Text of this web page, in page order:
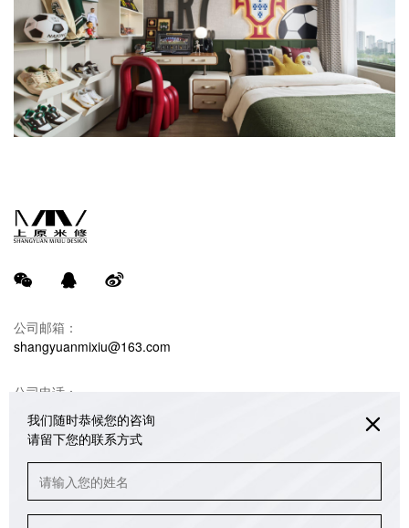
公司邮箱：
shangyuanmixiu@163.com
公司电话：
18680990732 韩光亚（米修设计）
重庆江北区绿地海外滩销售中心办公楼3/4/5楼
我们随时恭候您的咨询
请留下您的联系方式